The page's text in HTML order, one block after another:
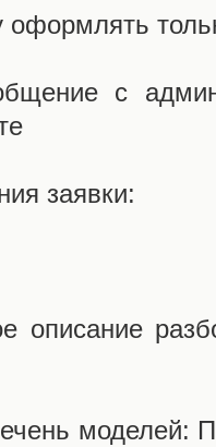
с
заявки:
описание
моделей: